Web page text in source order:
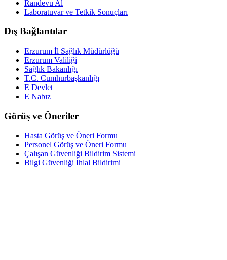
Randevu Al
Laboratuvar ve Tetkik Sonuçları
Dış Bağlantılar
Erzurum İl Sağlık Müdürlüğü
Erzurum Valiliği
Sağlık Bakanlığı
T.C. Cumhurbaşkanlığı
E Devlet
E Nabız
Görüş ve Öneriler
Hasta Görüş ve Öneri Formu
Personel Görüş ve Öneri Formu
Çalışan Güvenliği Bildirim Sistemi
Bilgi Güvenliği İhlal Bildirimi